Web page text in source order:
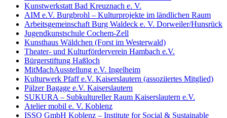
Kunstwerkstatt Bad Kreuznach e. V.
AIM e.V. Burgbrohl – Kulturprojekte im ländlichen Raum
Arbeitsgemeinschaft Burg Waldeck e. V. Dorweiler/Hunsrück
Jugendkunstschule Cochem-Zell
Kunsthaus Wäldchen (Forst im Westerwald)
Theater- und Kulturförderverein Hambach e.V.
Bürgerstiftung Haßloch
MitMachAusstellung e.V. Ingelheim
Kulturwerk Pfaff e.V. Kaiserslautern (assoziiertes Mitglied)
Pälzer Bagage e.V. Kaiserslautern
SUKURA – Subkultureller Raum Kaiserslautern e.V.
Atelier mobil e. V. Koblenz
ISSO GmbH Koblenz – Institute for Social & Sustainable